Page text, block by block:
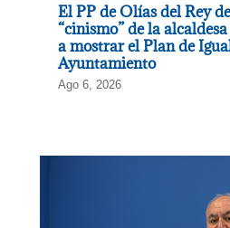
El PP de Olías del Rey
“cinismo” de la
a mostrar el Plan de
Ayuntamiento
Ago 6, 2026